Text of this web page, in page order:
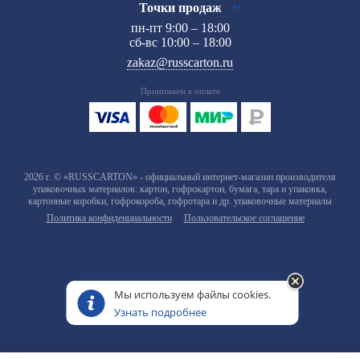
Точки продаж
пн-пт 9:00 – 18:00
сб-вс 10:00 – 18:00
zakaz@russcarton.ru
Принимаем к оплате
2026 г. © «RUSSCARTON» - официальный интернет-магазин производителя
упаковочных материалов: картон, гофрокартон, бумага, тара и упаковка,
картонные коробки, гофрокороба, гофротара и др. упаковочные материалы
Политика конфиденциальности
Пользовательское соглашение
Мы используем файлы cookies.
Узнать подробнее